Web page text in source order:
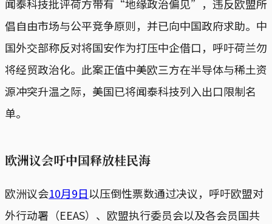
闻泰科技批评荷方带有“地缘政治偏见”，违反欧盟所
倡自由市场与公平竞争原则，并已向中国政府求助。中
国外交部称反对将国安作为打压中企借口，呼吁荷兰勿
将经贸政治化。此案正值中美欧三方在半导体与稀土资
源冲突升温之际，美国已将闻泰科技列入出口限制名
单。
欧洲议会吁中国释放桂民海
欧洲议会10月9日以压倒性票数通过决议，呼吁欧盟对
外行动署（EEAS）、欧盟执行委员会以及各会员国共